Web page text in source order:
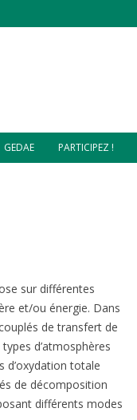
Aller
au
contenu
GESTION
– GROS MORNE
ÉCOLOGIQUE
SECHES –
PLAINE
DE L’EAU – SEILLÉ ET
SOLAIRE –
GEDAE PARTICIPEZ !
sur différentes
et/ou énergie. Dans
de transfert de
d’atmosphères
d’oxydation totale
de décomposition
différents modes